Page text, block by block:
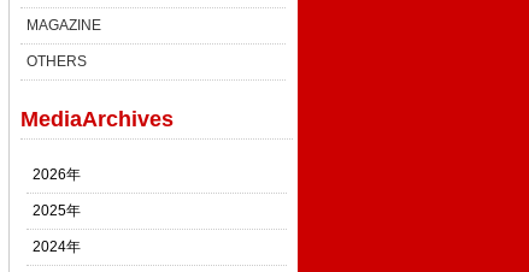
MAGAZINE
OTHERS
MediaArchives
2026年
2025年
2024年